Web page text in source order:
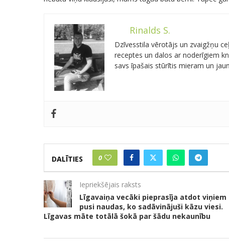
Rinalds S.
Dzīvesstila vērotājs un zvaigžņu
receptes un dalos ar noderīgiem
savs īpašais stūrītis mieram un
DALĪTIES 0
Iepriekšējais raksts
Līgavaiņa vecāki pieprasīja atdot viņiem
pusi naudas, ko sadāvinājuši kāzu viesi.
Līgavas māte totālā šokā par šādu nekaunību